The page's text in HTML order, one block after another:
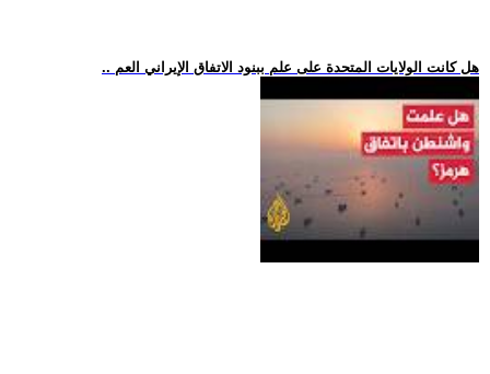
.. هل كانت الولايات المتحدة على علم ببنود الاتفاق الإيراني العم